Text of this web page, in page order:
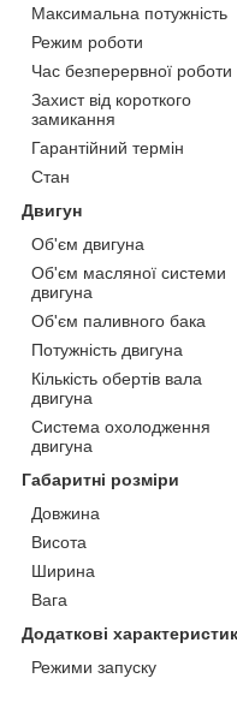
Максимальна потужність
Режим роботи
Час безперервної роботи
Захист від короткого
замикання
Гарантійний термін
Стан
Двигун
Об'єм двигуна
Об'єм масляної системи
двигуна
Об'єм паливного бака
Потужність двигуна
Кількість обертів вала
двигуна
Система охолодження
двигуна
Габаритні розміри
Довжина
Висота
Ширина
Вага
Додаткові
Режими запуску